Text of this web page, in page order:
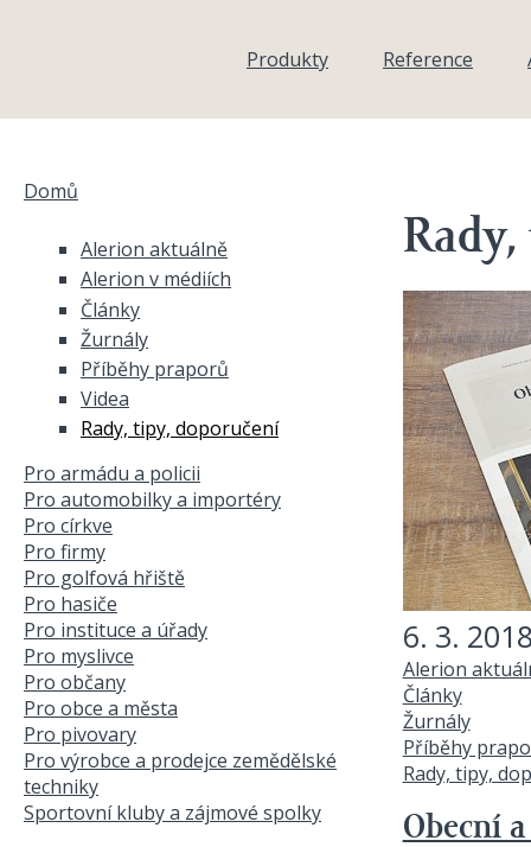
Produkty
Reference
Domů
6. 3.
Alerion
Články
Žurnály
Příběhy
Rady, tipy,
Obecní
Alerion aktuálně
Alerion v médiích
Články
Žurnály
Příběhy praporů
Videa
Rady, tipy, doporučení
Pro armádu a policii
Pro automobilky a importéry
Pro církve
Pro firmy
Pro golfová hřiště
Pro hasiče
Pro instituce a úřady
Pro myslivce
Pro občany
Pro obce a města
Pro pivovary
Pro výrobce a prodejce zemědělské
techniky
Sportovní kluby a zájmové spolky